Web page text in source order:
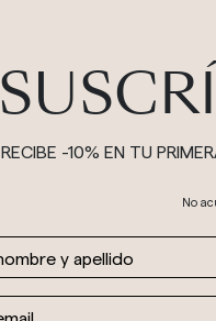
RECIBE -10% EN TU
No